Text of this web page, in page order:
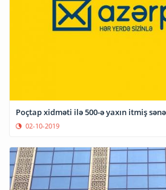
Poçtap xidməti ilə 500-ə yaxın itmiş
02-10-2019